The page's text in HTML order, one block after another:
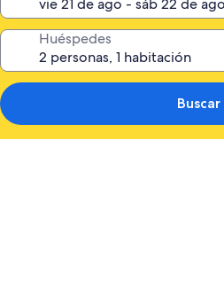
Huéspedes
Buscar